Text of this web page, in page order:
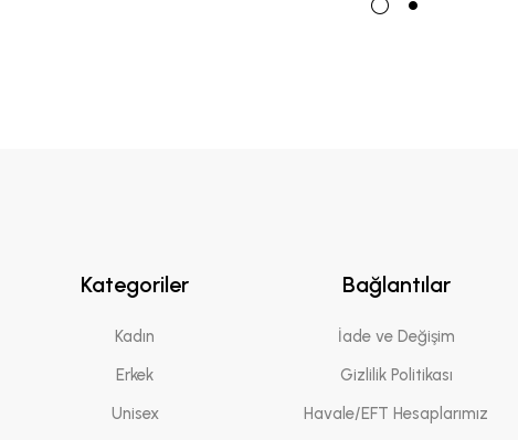
Kategoriler
Kadın
Erkek
Unisex
Bağlantılar
İade ve Değişim
Gizlilik Politikası
Havale/EFT Hesaplarımız